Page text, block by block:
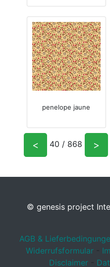
penelope jaune
< 40 / 868 >
© genesis project
AGB &
Widerrufsformular
Disclaimer-